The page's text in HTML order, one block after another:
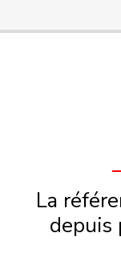
La
depuis